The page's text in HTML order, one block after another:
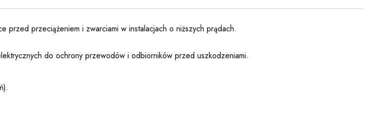
przed przeciążeniem i zwarciami w instalacjach o niższych prądach.
do ochrony przewodów i odbiorników przed uszkodzeniami.